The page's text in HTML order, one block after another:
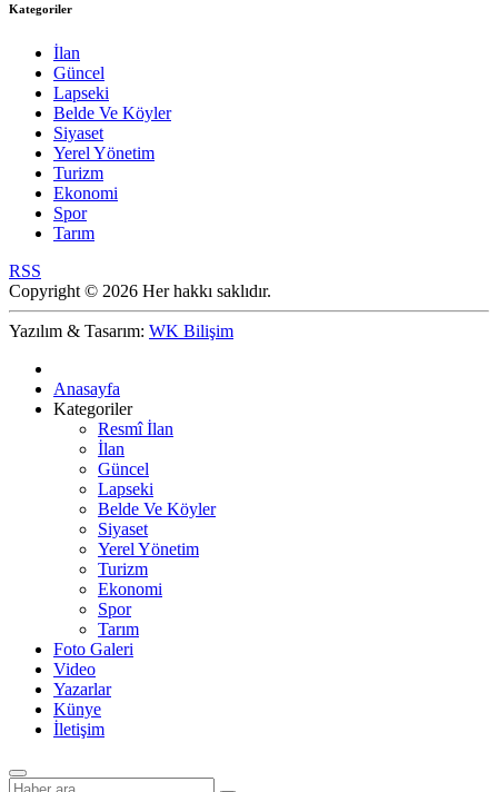
Kategoriler
İlan
Güncel
Lapseki
Belde Ve Köyler
Siyaset
Yerel Yönetim
Turizm
Ekonomi
Spor
Tarım
RSS
Copyright © 2026 Her hakkı saklıdır.
Yazılım & Tasarım: WK Bilişim
Anasayfa
Kategoriler
Resmî İlan
İlan
Güncel
Lapseki
Belde Ve Köyler
Siyaset
Yerel Yönetim
Turizm
Ekonomi
Spor
Tarım
Foto Galeri
Video
Yazarlar
Künye
İletişim